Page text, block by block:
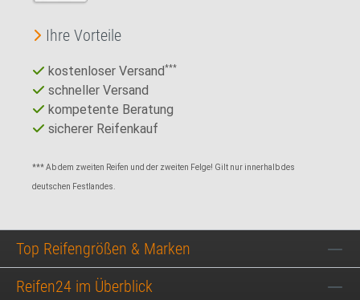
Ihre Vorteile
kostenloser Versand***
schneller Versand
kompetente Beratung
sicherer Reifenkauf
*** Ab dem zweiten Reifen und der zweiten Felge! Gilt nur innerhalb des
deutschen Festlandes.
Top Reifengrößen & Marken
Reifen24 im Überblick